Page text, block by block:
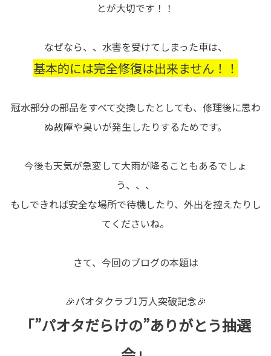
とが大切です！！
なぜなら、、水害を受けてしまった車は、
基本的には完全修復は出来ません！！
冠水部分の部品をすべて交換したとしても、修理後に思わ
ぬ故障や臭いが発生したりするためです。
今後も天気が急変して大雨が降ることもあるでしょ
う、、、
もしできれば安全な場所で待機したり、外出を控えたりし
てくださいね。
さて、今回のブログの本題は
🎉パオタクラブ1万人突破記念🎉
「”パオタだらけの”ありがとう抽選